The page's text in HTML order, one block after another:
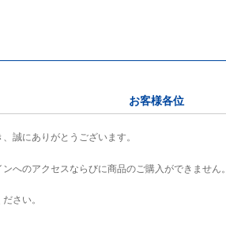
お客様各位
誠にありがとうございます。
へのアクセスならびに商品のご購入ができません。
さい。